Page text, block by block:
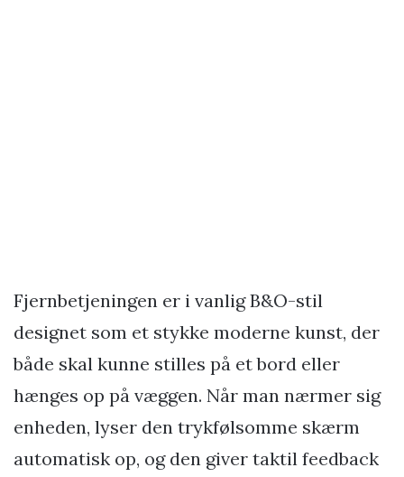
Fjernbetjeningen er i vanlig B&O-stil
designet som et stykke moderne kunst, der
både skal kunne stilles på et bord eller
hænges op på væggen. Når man nærmer sig
enheden, lyser den trykfølsomme skærm
automatisk op, og den giver taktil feedback